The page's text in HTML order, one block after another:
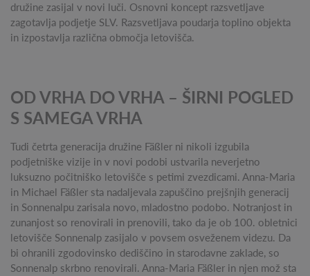
družine zasijal v novi luči. Osnovni koncept razsvetljave
zagotavlja podjetje SLV. Razsvetljava poudarja toplino objekta
in izpostavlja različna območja letovišča.
OD VRHA DO VRHA – ŠIRNI POGLED
S SAMEGA VRHA
Tudi četrta generacija družine Fäßler ni nikoli izgubila
podjetniške vizije in v novi podobi ustvarila neverjetno
luksuzno počitniško letovišče s petimi zvezdicami. Anna-Maria
in Michael Fäßler sta nadaljevala zapuščino prejšnjih generacij
in Sonnenalpu zarisala novo, mladostno podobo. Notranjost in
zunanjost so renovirali in prenovili, tako da je ob 100. obletnici
letovišče Sonnenalp zasijalo v povsem osveženem videzu. Da
bi ohranili zgodovinsko dediščino in starodavne zaklade, so
Sonnenalp skrbno renovirali. Anna-Maria Fäßler in njen mož sta